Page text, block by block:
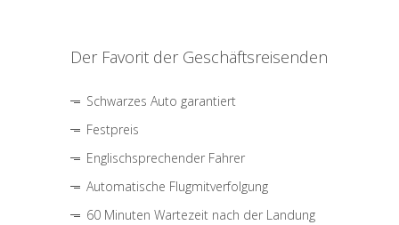
Der Favorit der Geschäftsreisenden
Schwarzes Auto garantiert
Festpreis
Englischsprechender Fahrer
Automatische Flugmitverfolgung
60 Minuten Wartezeit nach der Landung